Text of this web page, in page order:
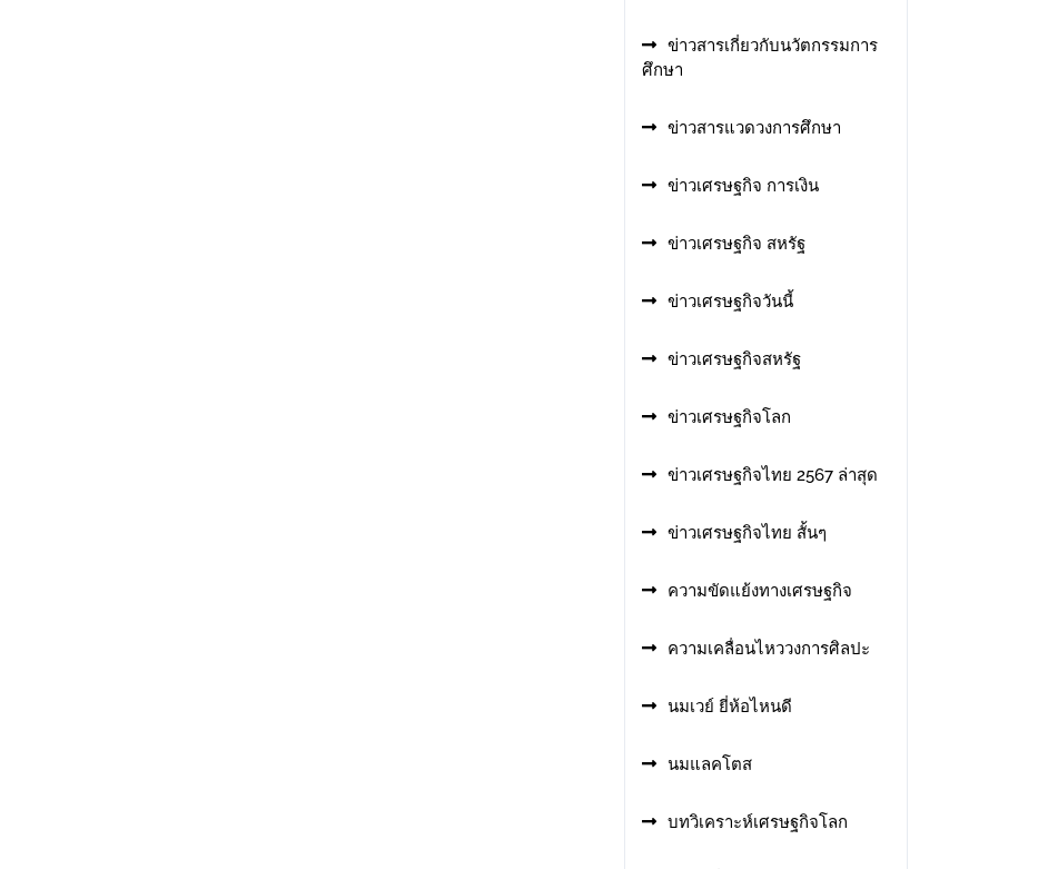
ข่าวสารเกี่ยวกับนวัตกรรมการ
ศึกษา
ข่าวสารแวดวงการศึกษา
ข่าวเศรษฐกิจ การเงิน
ข่าวเศรษฐกิจ สหรัฐ
ข่าวเศรษฐกิจวันนี้
ข่าวเศรษฐกิจสหรัฐ
ข่าวเศรษฐกิจโลก
ข่าวเศรษฐกิจไทย 2567 ล่าสุด
ข่าวเศรษฐกิจไทย สั้นๆ
ความขัดแย้งทางเศรษฐกิจ
ความเคลื่อนไหววงการศิลปะ
นมเวย์ ยี่ห้อไหนดี
นมแลคโตส
บทวิเคราะห์เศรษฐกิจโลก